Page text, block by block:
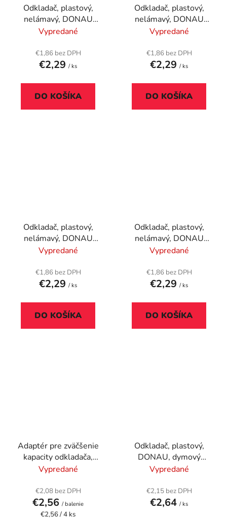
Odkladač, plastový,
nelámavý, DONAU
"Solid", tyrkysová
Vypredané
€1,86 bez DPH
€2,29 / ks
DO KOŠÍKA
Odkladač, plastový,
nelámavý, DONAU
"Solid", zelená
Vypredané
€1,86 bez DPH
€2,29 / ks
DO KOŠÍKA
Odkladač, plastový,
nelámavý, DONAU
"Solid", zlatá
Vypredané
€1,86 bez DPH
€2,29 / ks
DO KOŠÍKA
Odkladač, plastový,
nelámavý, DONAU
"Solid", žltá
Vypredané
€1,86 bez DPH
€2,29 / ks
DO KOŠÍKA
Adaptér pre zväčšenie
kapacity odkladača,
kovový, DURABLE
Vypredané
€2,08 bez DPH
€2,56 / balenie
Jednotková
€2,56 / 4 ks
Odkladač, plastový,
DONAU, dymový
POZOR ZMENA
DYMOVÁ FARBA:
ZELENO-HNEDÁ
Vypredané
€2,15 bez DPH
€2,64 / ks